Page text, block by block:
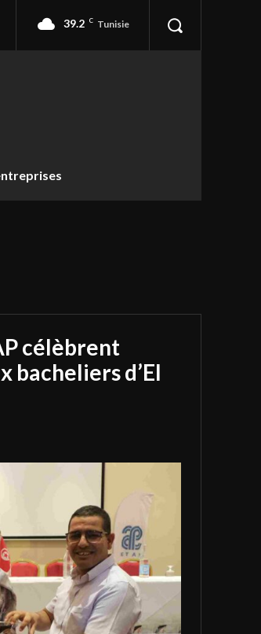
39.2 C Tunisie
célèbrent
bacheliers d’El